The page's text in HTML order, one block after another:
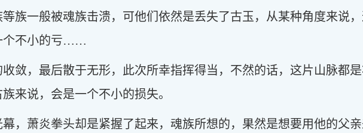
族一般被魂族击溃，可他们依然是丢失了古玉，从某种角度来说
个不小的亏……
敛，最后散于无形，此次所幸指挥得当，不然的话，这片山脉都
来说，会是一个不小的损失。
，萧炎拳头却是紧握了起来，魂族所想的，果然是想要用他的父